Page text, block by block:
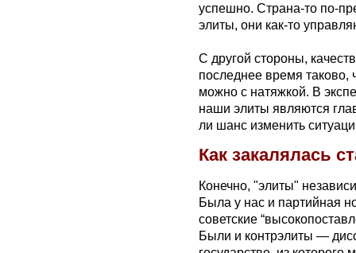
успешно. Страна-то по-
элиты, они как-то
С другой стороны,
последнее время таково,
можно с натяжкой. В
наши элиты являются
ли шанс изменить
Как закалялась
Конечно, "элиты"
Была у нас и партийная
советские
Были и контрэлиты —